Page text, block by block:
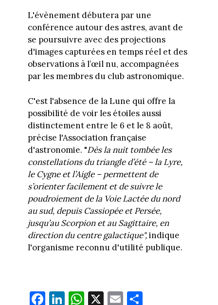
L'évènement débutera par une
conférence autour des astres, avant de
se poursuivre avec des projections
d'images capturées en temps réel et des
observations à l’œil nu, accompagnées
par les membres du club astronomique.
C'est l'absence de la Lune qui offre la
possibilité de voir les étoiles aussi
distinctement entre le 6 et le 8 août,
précise l'Association française
d'astronomie. "Dès la nuit tombée les
constellations du triangle d’été – la Lyre,
le Cygne et l’Aigle – permettent de
s’orienter facilement et de suivre le
poudroiement de la Voie Lactée du nord
au sud, depuis Cassiopée et Persée,
jusqu’au Scorpion et au Sagittaire, en
direction du centre galactique",indique
l'organisme reconnu d'utilité publique.
Fa Li W X E Pa